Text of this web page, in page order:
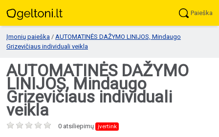
Paieška
Įmonių paieška / AUTOMATINĖS DAŽYMO LINIJOS, Mindaugo
Grizevičiaus individuali veikla
AUTOMATINĖS DAŽYMO
LINIJOS, Mindaugo
Grizevičiaus individuali
veikla
0 atsiliepimų įvertink